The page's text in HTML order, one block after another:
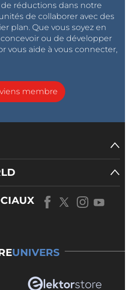
réductions dans notre
de collaborer avec des
plan. Que vous soyez en
ou de développer
vous aide à vous connecter,
membre
UNIVERS